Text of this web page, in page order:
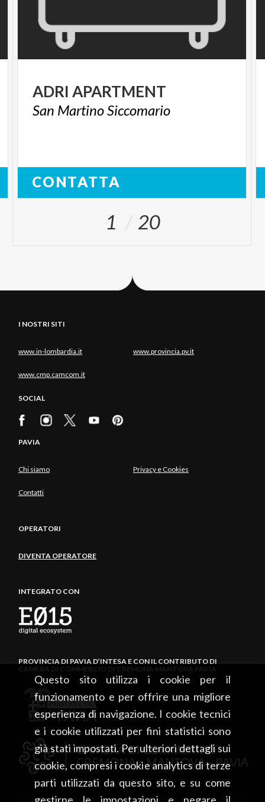
Questo sito utilizza i cookie per il
funzionamento e per offrire una migliore
esperienza di navigazione. I cookie tecnici
e i cookie utilizzati per fini statistici sono
già stati impostati. Per ulteriori dettagli sui
cookie, compresi i cookie analytics di terze
parti utilizzati da questo sito, e su come
ADRI APARTMENT
San MartinoSiccomario
CONTATTA
1 20
I NOSTRI SITI
www.in-lombardia.it www.provincia.pv.it
www.cmp.camcom.it
SOCIAL
PAVIA
Chi siamo Privacy e Cookies
Contatti
OPERATORI
DIVENTA OPERATORE
INTEGRATO CON
PROVINCIA DI PAVIA D’INTESA E CON IL CONTRIBUTO DI
CAMERA DI COMMERCIO DI CREMONA MANTOVA PAVIA